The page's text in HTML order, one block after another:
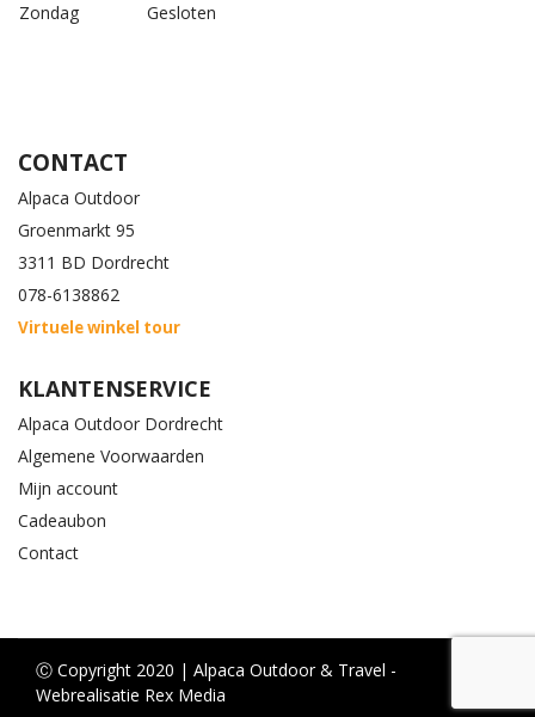
Zondag
Gesloten
CONTACT
Alpaca Outdoor
Groenmarkt 95
3311 BD Dordrecht
078-6138862
Virtuele winkel tour
KLANTENSERVICE
Alpaca Outdoor Dordrecht
Algemene Voorwaarden
Mijn account
Cadeaubon
Contact
Ⓒ Copyright 2020 | Alpaca Outdoor & Travel -
Webrealisatie Rex Media